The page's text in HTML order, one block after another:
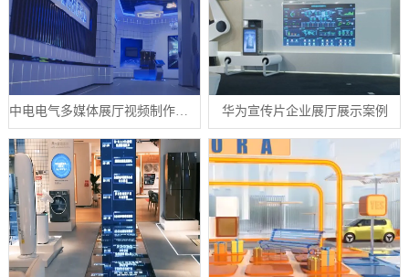
中电电气多媒体展厅视频制作案例 华为宣传片企业展厅展示案例